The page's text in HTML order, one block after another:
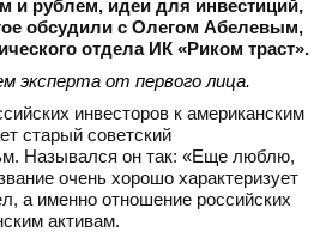
и рублем, идеи для инвестиций,
обсудили с Олегом Абелевым,
отдела ИК «Риком траст».
эксперта от первого лица.
инвесторов к американским
старый советский
Назывался он так: «Еще люблю,
очень хорошо характеризует
а именно отношение российских
активам.